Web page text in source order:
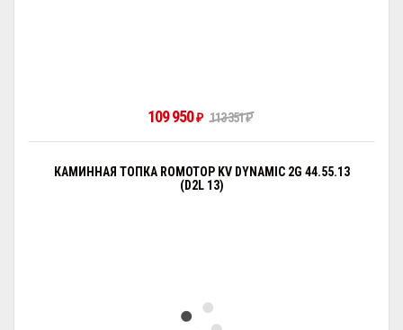
109 950₽ 113 351₽
КАМИННАЯ ТОПКА ROMOTOP KV DYNAMIC 2G 44.55.13
(D2L 13)